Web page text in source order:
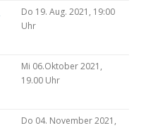
Do 19. Aug. 2021, 19:00
Uhr
Mi 06.Oktober 2021,
19.00 Uhr
Do 04. November 2021,